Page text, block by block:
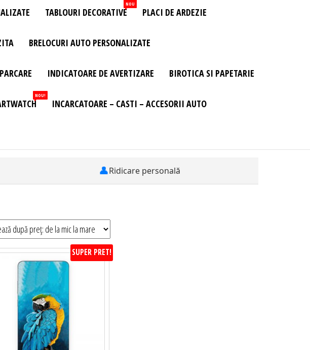
TABLOURI DECORATIVE
NOU
PLACI DE ARDEZIE
BRELOCURI AUTO PERSONALIZATE
INDICATOARE DE AVERTIZARE BIROTICA SI PAPETARIE
NOU!
INCARCATOARE – CASTI – ACCESORII AUTO
👤Ridicare personală
SUPER PRET!